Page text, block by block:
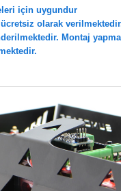
için uygundur
olarak
Montaj